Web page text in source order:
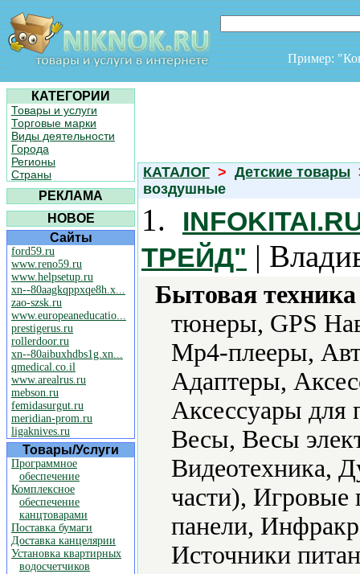
Пример:
КАТЕГОРИИ
Товары и услуги
Торговые марки
Виды деятельности
Города
Регионы
Страны
РЕКЛАМА
НОВОЕ
Сайты
ford59.ru
www.reno59.ru
www.helpsetup.ru
xn--80aagkqppxqe8h.x...
zao-szsk.ru
www.europeaneducatio...
prestigerus.ru
rollerdoor.ru
xn--80aibuxhdbs1g.xn...
qmedical.co.il
www.arealrus.ru
mebson.ru
femidasurgut.ru
meridian-prom.ru
ligaknives.ru
Товары/Услуги
Программное
обеспечение
Комплексное
обеспечение
канцтоварами
Поставка бумаги
Доставка канцелярии
Установка квартирных
водосчетчиков
КАТАЛОГ > Детские товары
воздушные
1.
ТРЕЙД" |
Бытовая
тюнеры, GPS
Mp4-плееры,
Адаптеры,
Аксессуары для
Весы, Весы
Видеотехника,
части), Игровые
панели,
Источники